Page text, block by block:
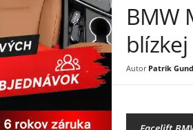
BMW
Autor Patrik